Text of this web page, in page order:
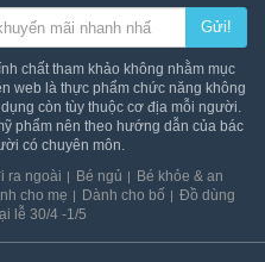
Gửi!
chất tham khảo không nhằm mục
web là thực phẩm chức năng không
còn tùy thuộc cơ địa mỗi người.
phẩm nên theo hướng dẫn của bác
có chuyên môn.
ra ngoài Bé ngủ
Bé khỏe & an
cho mẹ Dành cho bố
Đồ dùng
lễ 30/4 -1/5